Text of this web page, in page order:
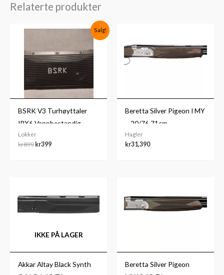
Relaterte produkter
Salg!
BSRK V3 Turhøyttaler
IPX6 Vannbestandig
Lokker
kr899
kr899.
kr399
kr399.
Beretta Silver Pigeon I MY
– 20/76 71cm
Hagler
kr31,390
IKKE PÅ LAGER
Akkar Altay Black Synth
Beretta Silver Pigeon